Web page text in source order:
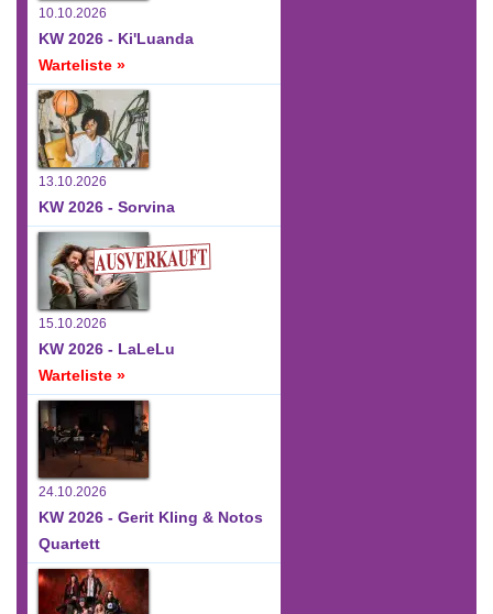
10.10.2026
KW 2026 - Ki'Luanda
Warteliste »
13.10.2026
KW 2026 - Sorvina
15.10.2026
KW 2026 - LaLeLu
Warteliste »
24.10.2026
KW 2026 - Gerit Kling & Notos
Quartett